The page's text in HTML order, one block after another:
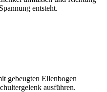
entsteht.
gebeugten Ellenbogen
ausführen.